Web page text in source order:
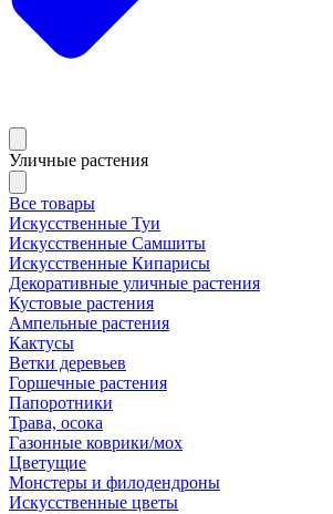
Уличные растения
Все товары
Искусственные Туи
Искусственные Самшиты
Искусственные Кипарисы
Декоративные уличные растения
Кустовые растения
Ампельные растения
Кактусы
Ветки деревьев
Горшечные растения
Папоротники
Трава, осока
Газонные коврики/мох
Цветущие
Монстеры и филодендроны
Искусственные цветы